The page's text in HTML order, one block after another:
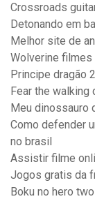
Crossroads
Detonando em
Melhor site de
Wolverine filmes
Principe dragão
Fear the walking
Meu dinossauro
Como defender
no brasil
Assistir filme
Jogos gratis da
Boku no hero